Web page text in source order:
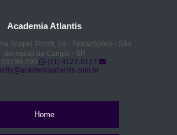
Academia Atlantis
Scopel Pinotti, 68 - Ferrazópolis - São
Bernardo do Campo - SP
09790-290
(11) 4127-5177
Home